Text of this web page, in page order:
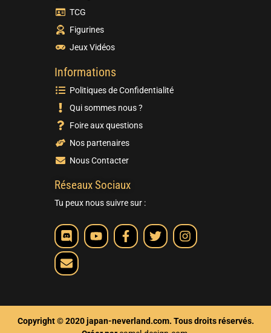
TCG
Figurines
Jeux Vidéos
Informations
Politiques de Confidentialité
Qui sommes nous ?
Foire aux questions
Nos partenaires
Nous Contacter
Réseaux Sociaux
Tu peux nous suivre sur :
Copyright © 2020 japan-neverland.com. Tous droits réservés.